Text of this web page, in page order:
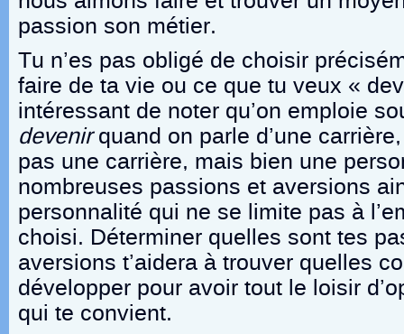
passion son métier.
Tu n’es pas obligé de choisir
faire de ta vie ou ce que tu veux «
intéressant de noter qu’on emploie
devenirquand on parle d’une
pas une carrière, mais bien une
nombreuses passions et aversions
personnalité qui ne se limite pas à
choisi. Déterminer quelles sont tes
aversions t’aidera à trouver quelles
développer pour avoir tout le loisir
qui te convient.